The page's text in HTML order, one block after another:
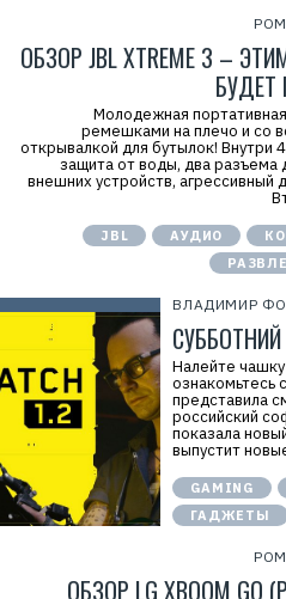
ОБЗОР JBL XTREME 3 –
БУДЕТ
Молодежная
ремешками на плечо и со
открывалкой для бутылок! Внутри
защита от воды, два разъема
внешних устройств, агрессивный
JBL АУДИО
ВЛАДИМИР
Налейте
ознакомьтесь
представила
российский
показала
выпустит
GAMING
ГАДЖЕТЫ
ОБЗОР LG XBOOM GO